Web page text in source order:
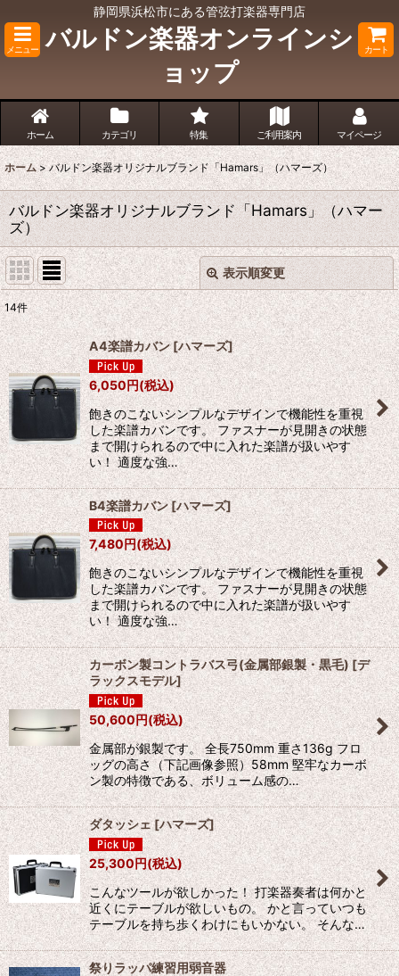
静岡県浜松市にある管弦打楽器専門店
メニュー
バルドン楽器オンラインシ
ョップ
カート
ホーム カテゴリ 特集 ご利用案内 マイページ
ホーム > バルドン楽器オリジナルブランド「Hamars」（ハマーズ）
バルドン楽器オリジナルブランド「Hamars」（ハマー
ズ）
表示順変更
表示数:
並び順:
絞り込む
閉じる
14件
A4楽譜カバン[ハマーズ]
6,050円(税込)
飽きのこないシンプルなデザインで機能性を重視
した楽譜カバンです。 ファスナーが見開きの状態
まで開けられるので中に入れた楽譜が扱いやす
い！ 適度な強…
B4楽譜カバン[ハマーズ]
7,480円(税込)
飽きのこないシンプルなデザインで機能性を重視
した楽譜カバンです。 ファスナーが見開きの状態
まで開けられるので中に入れた楽譜が扱いやす
い！ 適度な強…
カーボン製コントラバス弓(金属部銀製・黒毛) [デ
ラックスモデル]
50,600円(税込)
金属部が銀製です。 全長750mm 重さ136g フロ
ッグの高さ（下記画像参照）58mm 堅牢なカーボ
ン製の特徴である、ボリューム感の…
ダタッシェ [ハマーズ]
25,300円(税込)
こんなツールが欲しかった！ 打楽器奏者は何かと
近くにテーブルが欲しいもの。 かと言っていつも
テーブルを持ち歩くわけにもいかない。 そんな…
祭りラッパ練習用弱音器